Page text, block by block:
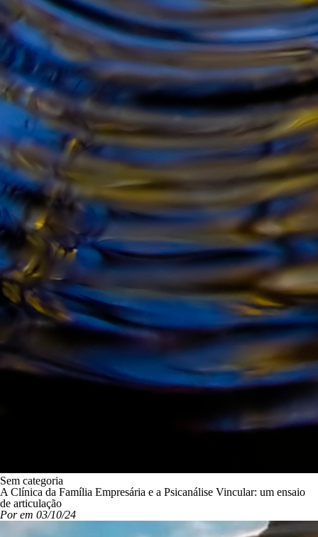
Sem categoria
A Clínica da Família Empresária e a Psicanálise Vincular: um ensaio
de articulação
Por em 03/10/24